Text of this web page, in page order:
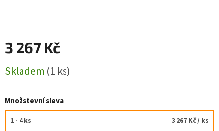
3 267 Kč
cena:
Skladem (1 ks)
Množstevní sleva
1 - 4 ks 3 267 Kč/ ks